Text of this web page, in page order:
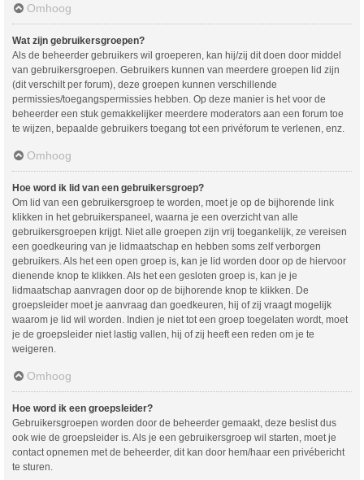
Omhoog
Wat zijn gebruikersgroepen?
Als de beheerder gebruikers wil groeperen, kan hij/zij dit doen door middel
van gebruikersgroepen. Gebruikers kunnen van meerdere groepen lid zijn
(dit verschilt per forum), deze groepen kunnen verschillende
permissies/toegangspermissies hebben. Op deze manier is het voor de
beheerder een stuk gemakkelijker meerdere moderators aan een forum toe
te wijzen, bepaalde gebruikers toegang tot een privéforum te verlenen, enz.
Omhoog
Hoe word ik lid van een gebruikersgroep?
Om lid van een gebruikersgroep te worden, moet je op de bijhorende link
klikken in het gebruikerspaneel, waarna je een overzicht van alle
gebruikersgroepen krijgt. Niet alle groepen zijn vrij toegankelijk, ze vereisen
een goedkeuring van je lidmaatschap en hebben soms zelf verborgen
gebruikers. Als het een open groep is, kan je lid worden door op de hiervoor
dienende knop te klikken. Als het een gesloten groep is, kan je je
lidmaatschap aanvragen door op de bijhorende knop te klikken. De
groepsleider moet je aanvraag dan goedkeuren, hij of zij vraagt mogelijk
waarom je lid wil worden. Indien je niet tot een groep toegelaten wordt, moet
je de groepsleider niet lastig vallen, hij of zij heeft een reden om je te
weigeren.
Omhoog
Hoe word ik een groepsleider?
Gebruikersgroepen worden door de beheerder gemaakt, deze beslist dus
ook wie de groepsleider is. Als je een gebruikersgroep wil starten, moet je
contact opnemen met de beheerder, dit kan door hem/haar een privébericht
te sturen.